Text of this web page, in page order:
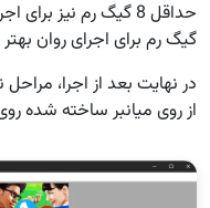
گیگ رم برای اجرای روان
در نهایت بعد از اجرا،
از روی میانبر ساخته شده